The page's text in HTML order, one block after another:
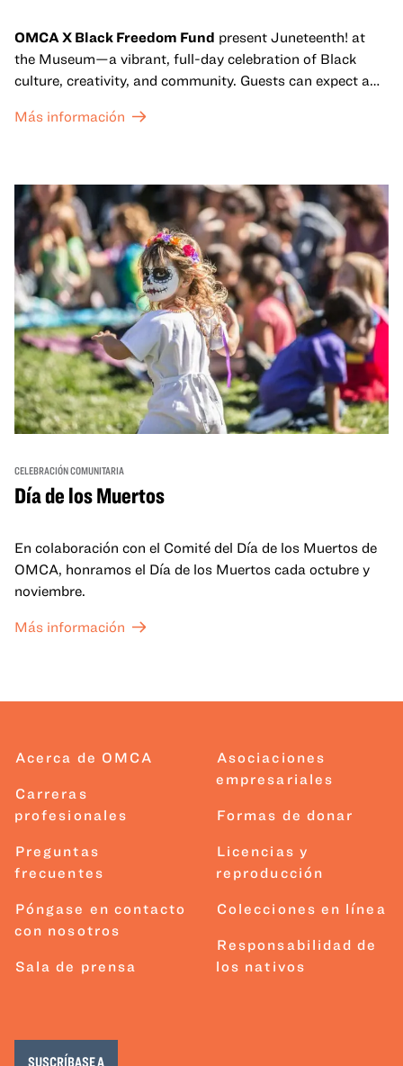
OMCA X Black Freedom Fund present Juneteenth! at
the Museum—a vibrant, full-day celebration of Black
culture, creativity, and community. Guests can expect a
sets from boundary-pushing artists, delicious offerings
move, make, and connect in celebration of Black culture.
Más información
CELEBRACIÓN COMUNITARIA
Día de los Muertos
En colaboración con el Comité del Día de los Muertos de
OMCA, honramos el Día de los Muertos cada octubre y
noviembre.
Más información
Acerca de OMCA
Carreras
profesionales
Preguntas
frecuentes
Póngase en contacto
con nosotros
Sala de prensa
Asociaciones
empresariales
Formas de donar
Licencias y
reproducción
Colecciones en línea
Responsabilidad de
los nativos
SUSCRÍBASE A